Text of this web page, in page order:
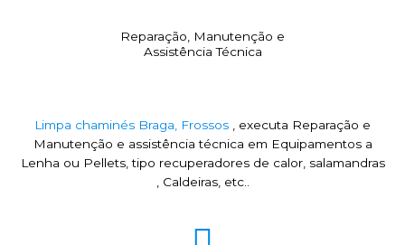
Reparação, Manutenção e
Assistência Técnica
Limpa chaminés Braga, Frossos , executa Reparação e
Manutenção e assistência técnica em Equipamentos a
Lenha ou Pellets, tipo recuperadores de calor, salamandras
, Caldeiras, etc..